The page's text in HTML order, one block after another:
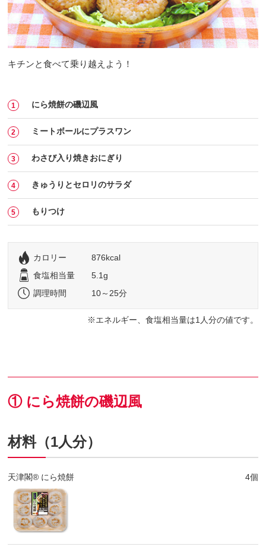
キチンと食べて乗り越えよう！
にら焼餅の磯辺風
ミートボールにプラスワン
わさび入り焼きおにぎり
きゅうりとセロリのサラダ
もりつけ
カロリー
876kcal
食塩相当量
5.1g
調理時間
10～25分
エネルギー、食塩相当量は1人分の値です。
① にら焼餅の磯辺風
材料（1人分）
天津閣® にら焼餅 4個